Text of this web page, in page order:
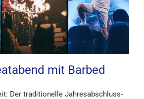
mit Barbed
Der traditionelle Jahresabschluss-